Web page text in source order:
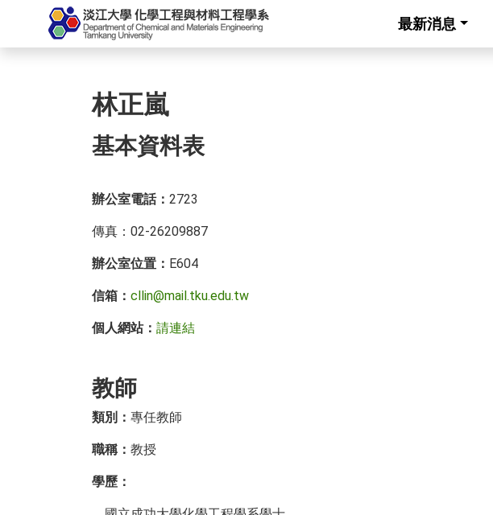
最新消息
林正嵐
基本資料表
辦公室電話： 2723
傳真：02-26209887
辦公室位置： E604
信箱： cllin@mail.tku.edu.tw
個人網站： 請連結
教師
類別： 專任教師
職稱： 教授
學歷：